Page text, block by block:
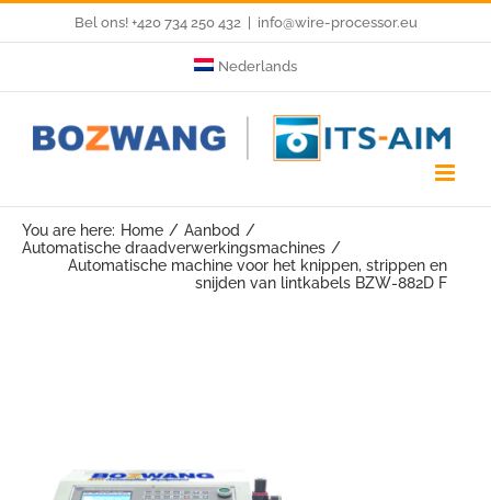
content
Bel ons! +420 734 250 432 info@wire-processor.eu
Nederlands
You are here: Home
Aanbod
Automatische draadverwerkingsmachines
Automatische machine voor het knippen, strippen en
snijden van lintkabels BZW-882D F